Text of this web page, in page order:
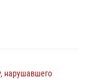
нарушавшего